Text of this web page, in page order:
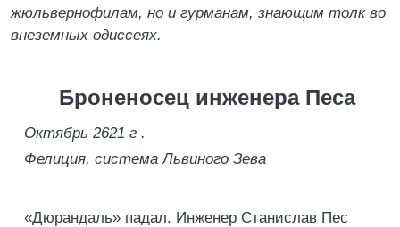
жюльвернофилам, но и гурманам, знающим толк во
внеземных одиссеях.
Броненосец инженера Песа
Октябрь 2621 г .
Фелиция, система Львиного Зева
«Дюрандаль» падал. Инженер Станислав Пес